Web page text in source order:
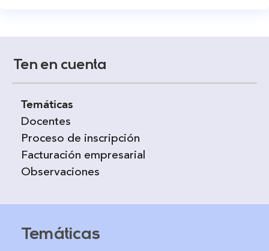
Ten en cuenta
Temáticas
Docentes
Proceso de inscripción
Facturación empresarial
Observaciones
Temáticas